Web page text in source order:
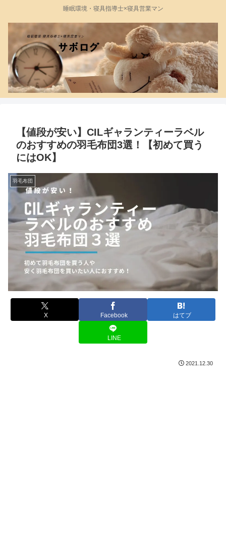
睡眠環境・寝具指導士×寝具営業マン
【値段が安い】CILギャランティーラベル
のおすすめの羽毛布団3選！【初めて買う
にはOK】
羽毛布団
X Facebook はてブ
LINE
2021.12.30